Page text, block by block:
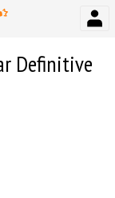
Definitive